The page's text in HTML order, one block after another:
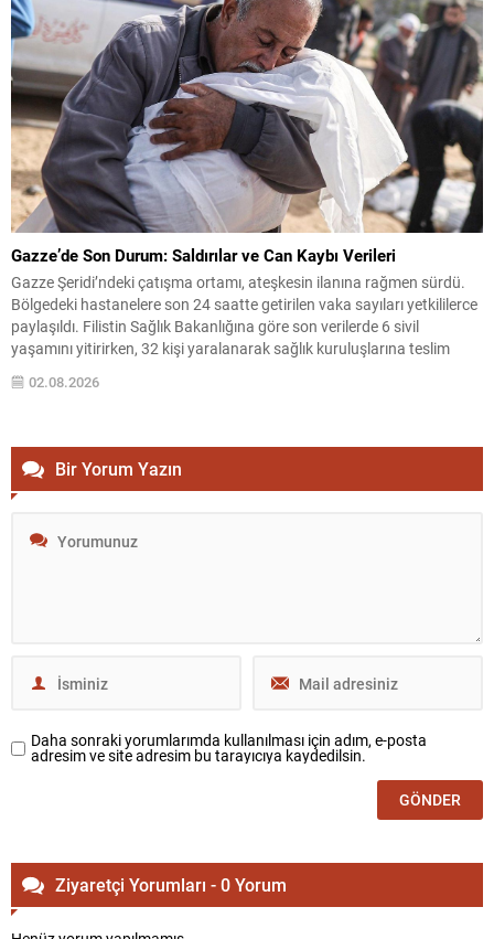
Gazze’de Son Durum: Saldırılar ve Can Kaybı Verileri
Gazze Şeridi’ndeki çatışma ortamı, ateşkesin ilanına rağmen sürdü.
Bölgedeki hastanelere son 24 saatte getirilen vaka sayıları yetkililerce
paylaşıldı. Filistin Sağlık Bakanlığına göre son verilerde 6 sivil
yaşamını yitirirken, 32 kişi yaralanarak sağlık kuruluşlarına teslim
edildi. Resmi Sayılar ve Yaralı/Ölü Rakamları 10 Ekim tarihinde
yürürlüğe giren ateşkes anlaşmasından bu yana bildirilen...
02.08.2026
Bir Yorum Yazın
Daha sonraki yorumlarımda kullanılması için adım, e-posta
adresim ve site adresim bu tarayıcıya kaydedilsin.
Ziyaretçi Yorumları - 0 Yorum